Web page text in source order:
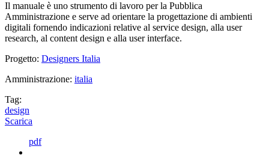
Il manuale è uno strumento di lavoro per la Pubblica
Amministrazione e serve ad orientare la progettazione di ambienti
digitali fornendo indicazioni relative al service design, alla user
research, al content design e alla user interface.
Progetto: Designers Italia
Amministrazione: italia
Tag:
design
Scarica
pdf